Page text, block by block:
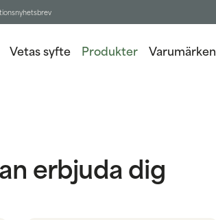
Vetas syfte Produkter Varumärken
erbjuda dig